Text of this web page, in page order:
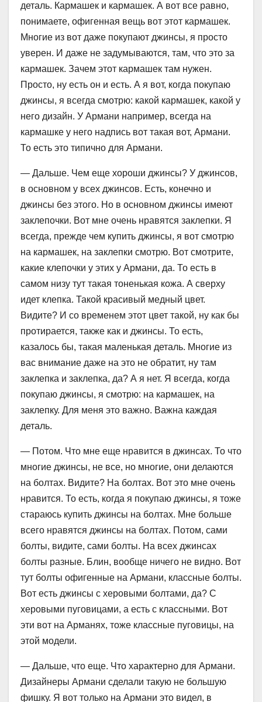
деталь. Кармашек и кармашек. А вот все равно,
понимаете, офигенная вещь вот этот кармашек.
Многие из вот даже покупают джинсы, я просто
уверен. И даже не задумываются, там, что это за
кармашек. Зачем этот кармашек там нужен.
Просто, ну есть он и есть. А я вот, когда покупаю
джинсы, я всегда смотрю: какой кармашек, какой у
него дизайн. У Армани например, всегда на
кармашке у него надпись вот такая вот, Армани.
То есть это типично для Армани.
— Дальше. Чем еще хороши джинсы? У джинсов,
в основном у всех джинсов. Есть, конечно и
джинсы без этого. Но в основном джинсы имеют
заклепочки. Вот мне очень нравятся заклепки. Я
всегда, прежде чем купить джинсы, я вот смотрю
на кармашек, на заклепки смотрю. Вот смотрите,
какие клепочки у этих у Армани, да. То есть в
самом низу тут такая тоненькая кожа. А сверху
идет клепка. Такой красивый медный цвет.
Видите? И со временем этот цвет такой, ну как бы
протирается, также как и джинсы. То есть,
казалось бы, такая маленькая деталь. Многие из
вас внимание даже на это не обратит, ну там
заклепка и заклепка, да? А я нет. Я всегда, когда
покупаю джинсы, я смотрю: на кармашек, на
заклепку. Для меня это важно. Важна каждая
деталь.
— Потом. Что мне еще нравится в джинсах. То что
многие джинсы, не все, но многие, они делаются
на болтах. Видите? На болтах. Вот это мне очень
нравится. То есть, когда я покупаю джинсы, я тоже
стараюсь купить джинсы на болтах. Мне больше
всего нравятся джинсы на болтах. Потом, сами
болты, видите, сами болты. На всех джинсах
болты разные. Блин, вообще ничего не видно. Вот
тут болты офигенные на Армани, классные болты.
Вот есть джинсы с херовыми болтами, да? С
херовыми пуговицами, а есть с классными. Вот
эти вот на Арманях, тоже классные пуговицы, на
этой модели.
— Дальше, что еще. Что характерно для Армани.
Дизайнеры Армани сделали такую не большую
фишку. Я вот только на Армани это видел, в